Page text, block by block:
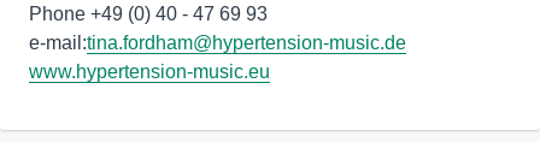
Phone +49 (0) 40 - 47 69 93
e-mail:tina.fordham@hypertension-music.de
www.hypertension-music.eu